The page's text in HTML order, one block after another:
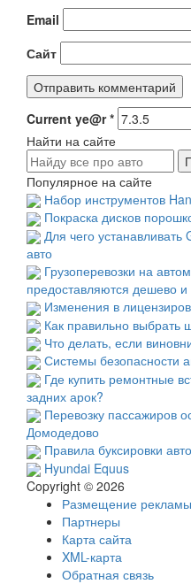
Email
Сайт
Current ye@r*
Найти на сайте
Популярное на сайте
Набор инструментов
Покраска дисков
Для чего
авто
Грузоперевозки на
предоставляются дешево и
Изменения в
Как правильно выбрать
Что делать, если
Системы безопасности
Где купить ремонтные
задних арок?
Перевозку пассажиров
Домодедово
Правила буксировки
Hyundai Equus
Copyright © 2026
Размещение рекламы
Партнеры
Карта сайта
XML-карта
Обратная связь